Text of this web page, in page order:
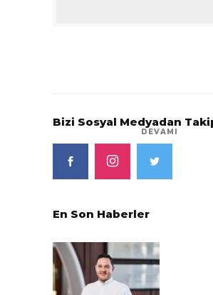
DEVAMI
Bizi Sosyal Medyadan
En Son Haberler